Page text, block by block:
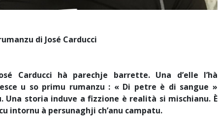
di José Carducci
Carducci hà parechje barrette. Una d’elle l’hà
u so primu rumanzu : « Di petre è di sangue »
Una storia induve a fizzione è realità si mischianu. È
intornu à persunaghji ch’anu campatu.